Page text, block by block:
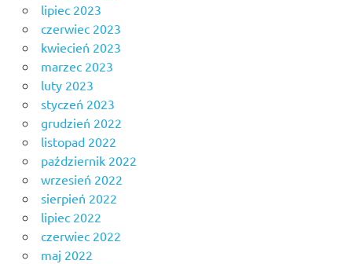
lipiec 2023
czerwiec 2023
kwiecień 2023
marzec 2023
luty 2023
styczeń 2023
grudzień 2022
listopad 2022
październik 2022
wrzesień 2022
sierpień 2022
lipiec 2022
czerwiec 2022
maj 2022